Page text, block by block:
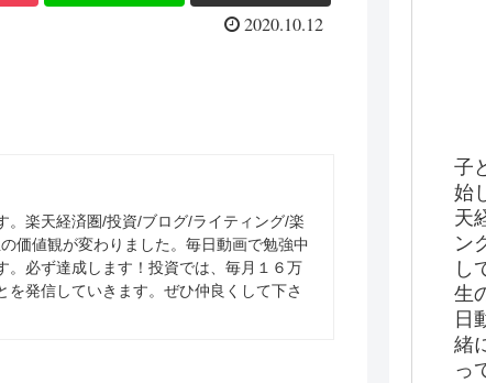
2020.10.12
楽天経済圏/投資/ブログ/ライティング/楽
価値観が変わりました。毎日動画で勉強中
。必ず達成します！投資では、毎月１６万
発信していきます。ぜひ仲良くして下さ
子
始
天
ン
し
生
日
緒
っ